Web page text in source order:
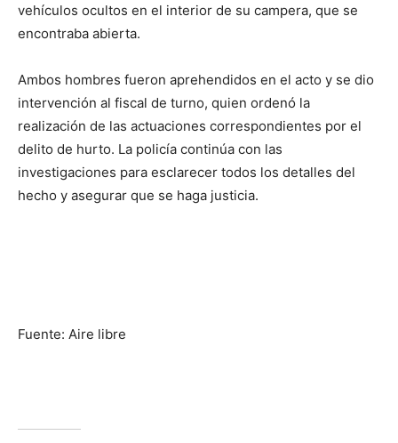
vehículos ocultos en el interior de su campera, que se
encontraba abierta.
Ambos hombres fueron aprehendidos en el acto y se dio
intervención al fiscal de turno, quien ordenó la
realización de las actuaciones correspondientes por el
delito de hurto. La policía continúa con las
investigaciones para esclarecer todos los detalles del
hecho y asegurar que se haga justicia.
Fuente: Aire libre